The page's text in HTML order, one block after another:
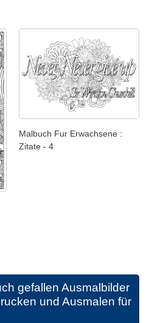
Malbuch Fur Erwachsene :
Zitate - 4
gefallen Ausmalbilder
und Ausmalen für